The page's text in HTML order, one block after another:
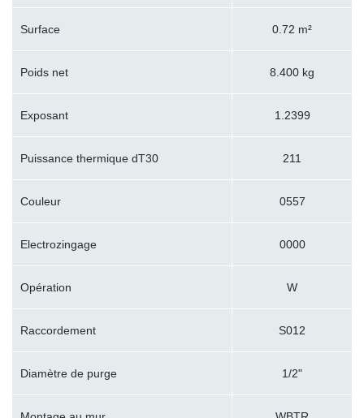
Surface 0.72 m²
Poids net 8.400 kg
Exposant 1.2399
Puissance thermique dT30 211
Couleur 0557
Electrozingage 0000
Opération W
Raccordement S012
Diamètre de purge 1/2"